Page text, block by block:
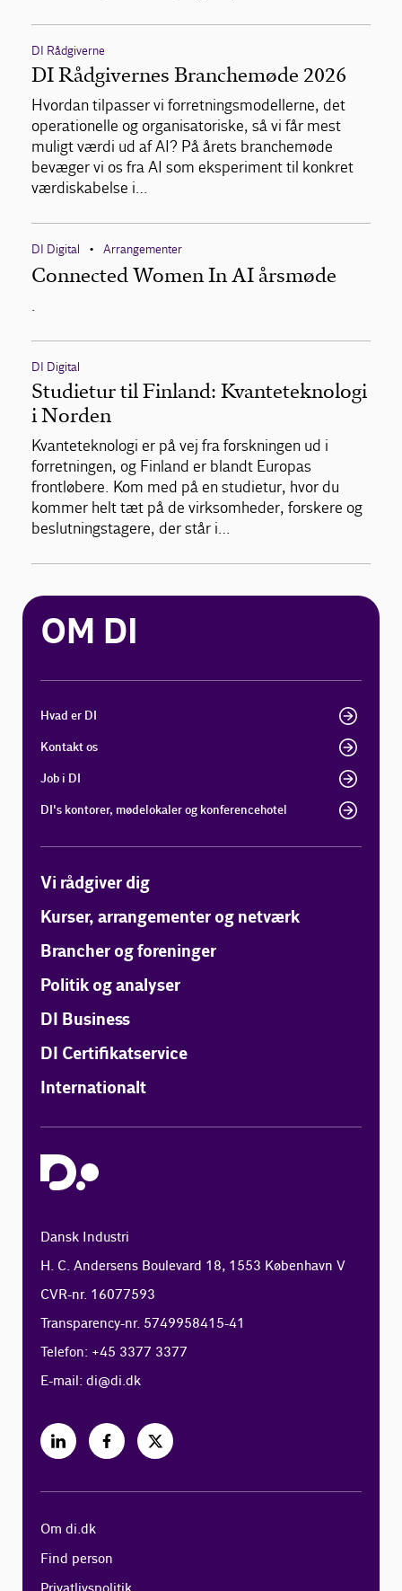
DI Rådgiverne
DI Rådgivernes Branchemøde 2026
Hvordan tilpasser vi forretningsmodellerne, det
operationelle og organisatoriske, så vi får mest
muligt værdi ud af AI? På årets branchemøde
bevæger vi os fra AI som eksperiment til konkret
værdiskabelse i…
DI Digital • Arrangementer
Connected Women In AI årsmøde
.
DI Digital
Studietur til Finland: Kvanteteknologi
i Norden
Kvanteteknologi er på vej fra forskningen ud i
forretningen, og Finland er blandt Europas
frontløbere. Kom med på en studietur, hvor du
kommer helt tæt på de virksomheder, forskere og
beslutningstagere, der står i…
OM DI
Hvad er DI
Kontakt os
Job i DI
DI's kontorer, mødelokaler og konferencehotel
Vi rådgiver dig
Kurser, arrangementer og netværk
Brancher og foreninger
Politik og analyser
DI Business
DI Certifikatservice
Internationalt
Dansk Industri
H. C. Andersens Boulevard 18, 1553 København V
CVR-nr. 16077593
Transparency-nr. 5749958415-41
Telefon: +45 3377 3377
E-mail:di@di.dk
Om di.dk
Find person